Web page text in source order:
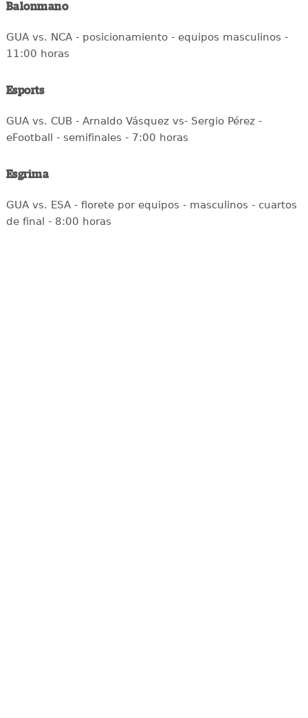
Balonmano
GUA vs. NCA - posicionamiento - equipos masculinos -
11:00 horas
Esports
GUA vs. CUB - Arnaldo Vásquez vs- Sergio Pérez -
eFootball - semifinales - 7:00 horas
Esgrima
GUA vs. ESA - florete por equipos - masculinos - cuartos
de final - 8:00 horas